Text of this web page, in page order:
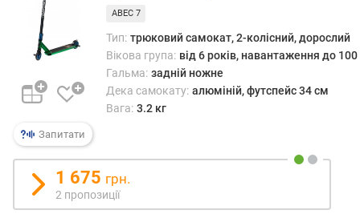
м
а
к
с
з
с
т
х
о
Запитати
ABEC 7
Тип: трюковий самокат, 2-колісний, дорослий
Вікова група: від 6 років, навантаження до 100
Гальма: задній ножне
Дека самокату: алюміній, футспейс 34 см
Вага: 3.2 кг
1 675 грн.
2 пропозиції